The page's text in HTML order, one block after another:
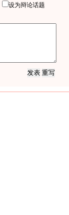
设为辩论话题